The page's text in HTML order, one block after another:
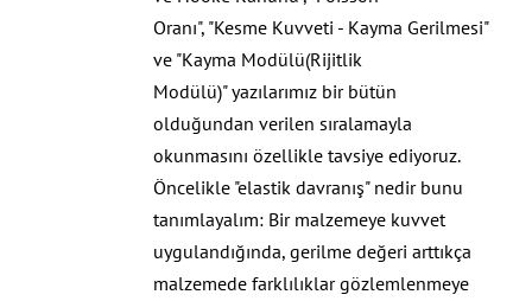
Oranı", "Kesme Kuvveti - Kayma Gerilmesi"
ve "Kayma Modülü(Rijitlik
Modülü)" yazılarımız bir bütün
olduğundan verilen sıralamayla
okunmasını özellikle tavsiye ediyoruz.
Öncelikle "elastik davranış" nedir bunu
tanımlayalım: Bir malzemeye kuvvet
uygulandığında, gerilme değeri arttıkça
malzemede farklılıklar gözlemlenmeye